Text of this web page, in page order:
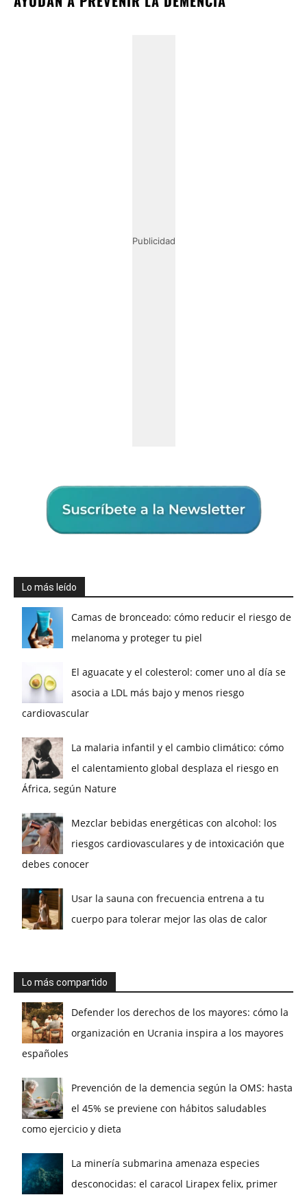
Publicidad
Lo más leído
Camas de bronceado: cómo reducir el riesgo de
melanoma y proteger tu piel
El aguacate y el colesterol: comer uno al día se
asocia a LDL más bajo y menos riesgo
cardiovascular
La malaria infantil y el cambio climático: cómo
el calentamiento global desplaza el riesgo en
África, según Nature
Mezclar bebidas energéticas con alcohol: los
riesgos cardiovasculares y de intoxicación que
debes conocer
Usar la sauna con frecuencia entrena a tu
cuerpo para tolerar mejor las olas de calor
Lo más compartido
Defender los derechos de los mayores: cómo la
organización en Ucrania inspira a los mayores
españoles
Prevención de la demencia según la OMS: hasta
el 45% se previene con hábitos saludables
como ejercicio y dieta
La minería submarina amenaza especies
desconocidas: el caracol Lirapex felix, primer